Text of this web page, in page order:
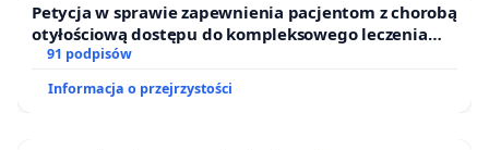
Petycja w sprawie zapewnienia pacjentom z chorobą
otyłościową dostępu do kompleksowego leczenia
oraz programów profilaktycznych.
91 podpisów
Informacja o przejrzystości